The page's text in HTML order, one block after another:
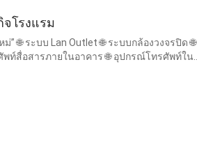
จโรงแรม
🌐 ระบบ Lan Outlet 🌐 ระบบกล้องวงจรปิด 🌐